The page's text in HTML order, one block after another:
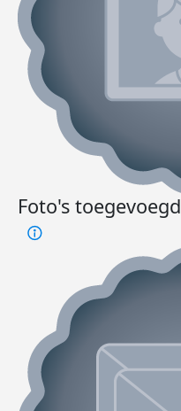
Foto's toegevoegd